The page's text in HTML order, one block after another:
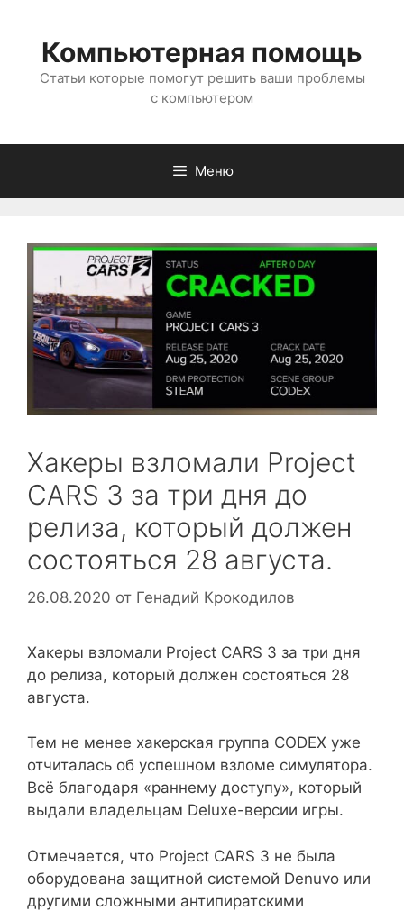
содержимому
Компьютерная помощь
Статьи которые помогут решить ваши проблемы
с компьютером
Меню
Хакеры взломали Project
CARS 3 за три дня до
релиза, который должен
состояться 28 августа.
26.08.2020 от Генадий Крокодилов
Хакеры взломали Project CARS 3 за три дня
до релиза, который должен состояться 28
августа.
Тем не менее хакерская группа CODEX уже
отчиталась об успешном взломе симулятора.
Всё благодаря «раннему доступу», который
выдали владельцам Deluxe-версии игры.
Отмечается, что Project CARS 3 не была
оборудована защитной системой Denuvo или
другими сложными антипиратскими